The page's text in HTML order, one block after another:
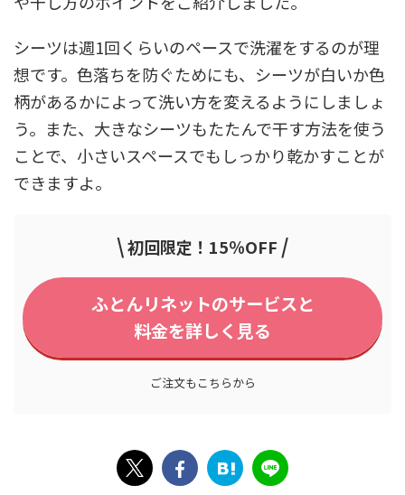
シーツは週1回くらいのペースで洗濯をするのが理
想です。色落ちを防ぐためにも、シーツが白いか色
柄があるかによって洗い方を変えるようにしましょ
う。また、大きなシーツもたたんで干す方法を使う
ことで、小さいスペースでもしっかり乾かすことが
できますよ。
\初回限定！15％OFF /
ふとんリネットのサービスと
料金を詳しく見る
ご注文もこちらから